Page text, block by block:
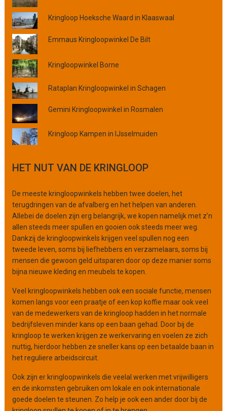
,
p
r
o
v
i
n
c
i
e
o
f
o
a
i
s
a
t
i
e
Kringloop Hoeksche Waard in Klaaswaal
Emmaus Kringloopwinkel De Bilt
Kringloopwinkel Borne
Rataplan Kringloopwinkel in Schagen
Gemini Kringloopwinkel in Rosmalen
Kringloop Kampen in IJsselmuiden
HET NUT VAN DE KRINGLOOP
De meeste kringloopwinkels hebben twee doelen, het
terugdringen van de afvalberg en het helpen van anderen.
Allebei de doelen zijn erg belangrijk, we kopen namelijk met z’n
allen steeds meer spullen en gooien ook steeds meer weg.
Dankzij de kringloopwinkels krijgen veel spullen nog een
tweede leven, soms bij liefhebbers en verzamelaars, soms bij
mensen die gewoon geld uitsparen door op deze manier soms
bijna nieuwe kleding en meubels te kopen.
Veel kringloopwinkels hebben ook een sociale functie, mensen
komen langs voor een praatje of een kop koffie maar ook veel
van de medewerkers van de kringloop hadden in het normale
bedrijfsleven minder kans op een baan gehad. Door bij de
kringloop te werken krijgen ze werkervaring en voelen ze zich
nuttig, hierdoor hebben ze sneller kans op een betaalde baan in
het reguliere arbeidscircuit.
Ook zijn er kringloopwinkels die veelal werken met vrijwilligers
en de inkomsten gebruiken om lokale en ook internationale
goede doelen te steunen. Zo help je ook een ander door bij de